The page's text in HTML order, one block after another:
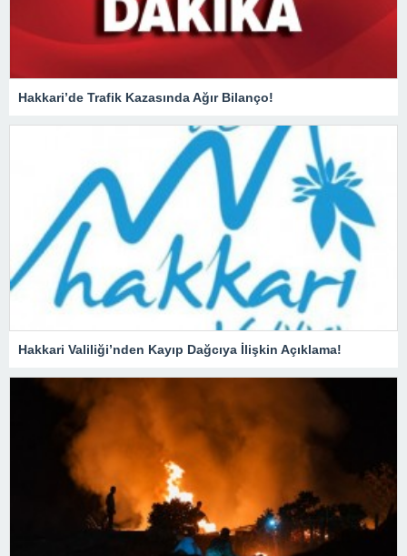
Hakkari’de Trafik Kazasında Ağır Bilanço!
Hakkari Valiliği’nden Kayıp Dağcıya İlişkin Açıklama!